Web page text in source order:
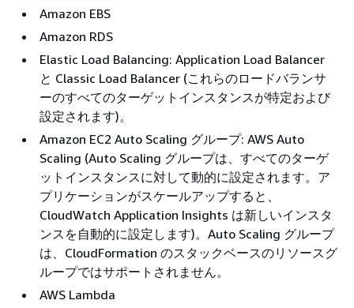
Amazon EBS
Amazon RDS
Elastic Load Balancing: Application Load Balancer
と Classic Load Balancer (これらのロードバランサ
ーのすべてのターゲットインスタンスが特定および
設定されます)。
Amazon EC2 Auto Scaling グループ: AWS Auto
Scaling (Auto Scaling グループは、すべてのターゲ
ットインスタンスに対して動的に設定されます。ア
プリケーションがスケールアップすると、
CloudWatch Application Insights は新しいインスタ
ンスを自動的に設定します)。Auto Scaling グループ
は、CloudFormation のスタックベースのリソースグ
ループではサポートされません。
AWS Lambda